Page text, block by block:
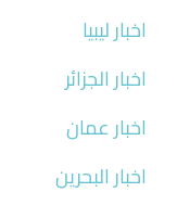
اخبار ليبيا
اخبار الجزائر
اخبار عمان
اخبار البحرين